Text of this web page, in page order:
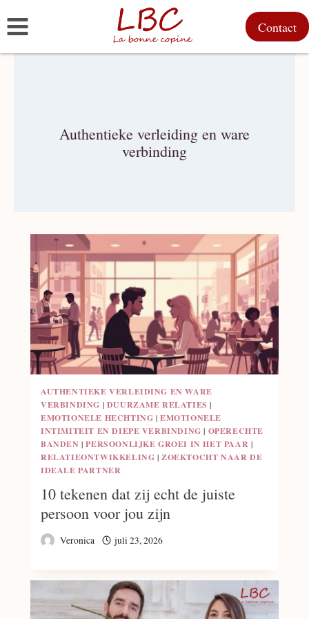
naar
Contact
Authentieke verleiding en ware
verbinding
AUTHENTIEKE VERLEIDING EN WARE
VERBINDING | DUURZAME RELATIES |
EMOTIONELE HECHTING |EMOTIONELE
INTIMITEIT EN DIEPE VERBINDING | OPERECHTE
BANDEN |PERSOONLIJKE GROEI IN HET PAAR |
RELATIEONTWIKKELING |ZOEKTOCHT NAAR DE
IDEALE PARTNER
10 tekenen dat zij echt de juiste
persoon voor jou zijn
Veronica juli 23, 2026